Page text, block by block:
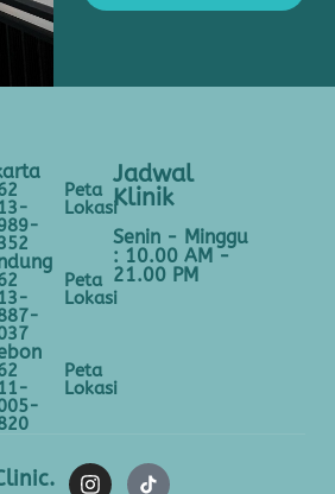
Peta
Lokasi
Peta
Lokasi
Peta
Lokasi
Jadwal
Klinik
Senin - Minggu
: 10.00 AM -
21.00 PM